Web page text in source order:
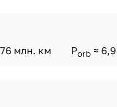
млн. км Porb ≈ 6,9